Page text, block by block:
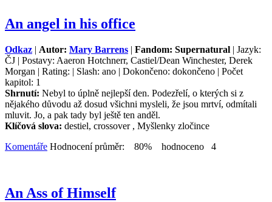
An angel in his office
Odkaz | Autor: Mary Barrens | Fandom: Supernatural | Jazyk:
ČJ | Postavy: Aaeron Hotchnerr, Castiel/Dean Winchester, Derek
Morgan | Rating: | Slash: ano | Dokončeno: dokončeno | Počet
kapitol: 1
Shrnutí: Nebyl to úplně nejlepší den. Podezřelí, o kterých si z
nějakého důvodu až dosud všichni mysleli, že jsou mrtví, odmítali
mluvit. Jo, a pak tady byl ještě ten anděl.
Klíčová slova: destiel, crossover , Myšlenky zločince
Komentáře Hodnocení průměr: 80% hodnoceno 4
An Ass of Himself